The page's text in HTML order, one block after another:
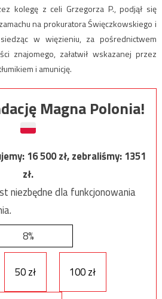
kolegę z celi Grzegorza P., podjął się
na prokuratora Święczkowskiego i
w więzieniu, za pośrednictwem
znajomego, załatwił wskazanej przez
i amunicję.
Magna Polonia!
16 500zł, zebraliśmy:1351
zł.
niezbędne dla funkcjonowania
8%
50 zł 100 zł